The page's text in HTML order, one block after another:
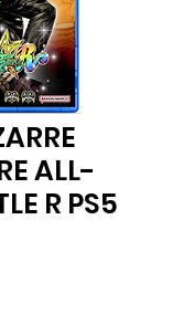
ALL-
R PS5